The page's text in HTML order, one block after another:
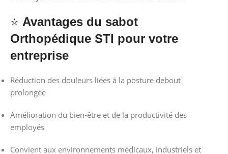
⭐ Avantages du sabot
Orthopédique STI pour votre
entreprise
Réduction des douleurs liées à la posture debout
prolongée
Amélioration du bien-être et de la productivité des
employés
Convient aux environnements médicaux, industriels et